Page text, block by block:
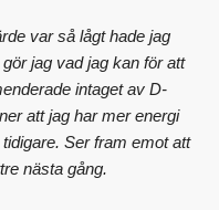
var så lågt hade jag
jag vad jag kan för att
intaget av D-
att jag har mer energi
Ser fram emot att
nästa gång.